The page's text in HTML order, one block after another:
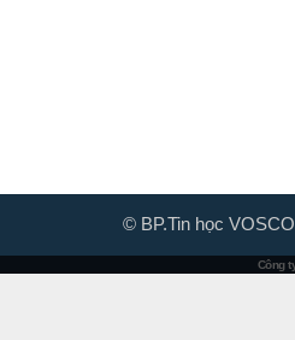
© BP.Tin học
Công